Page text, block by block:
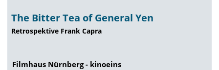
The Bitter Tea of General Yen
Retrospektive Frank Capra
Filmhaus Nürnberg - kinoeins